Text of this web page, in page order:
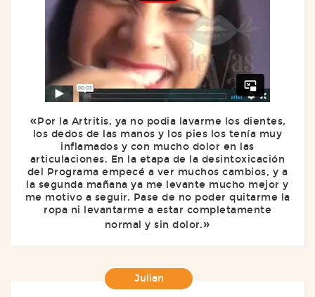
Por la Artritis, ya no podia lavarme los dientes,
los dedos de las manos y los pies los tenía muy
inflamados y con mucho dolor en las
articulaciones. En la etapa de la desintoxicación
del Programa empecé a ver muchos cambios, y a
la segunda mañana ya me levante mucho mejor y
me motivo a seguir. Pase de no poder quitarme la
ropa ni levantarme a estar completamente
normal y sin dolor.
Julian